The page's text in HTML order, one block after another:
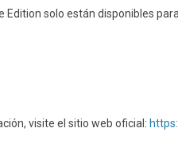
Edition solo están disponibles
visite el sitio web oficial: